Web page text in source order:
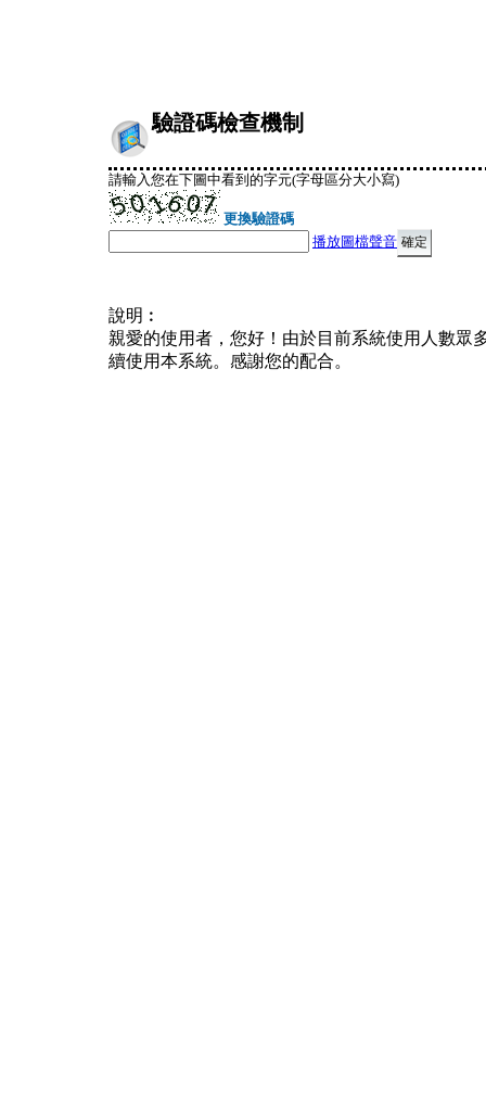
驗證碼檢查機制
請輸入您在下圖中看到的字元(字母區分大小寫)
更換驗證碼
播放圖檔聲音
說明︰
親愛的使用者，您好！由於目前系統使用人數眾
續使用本系統。感謝您的配合。